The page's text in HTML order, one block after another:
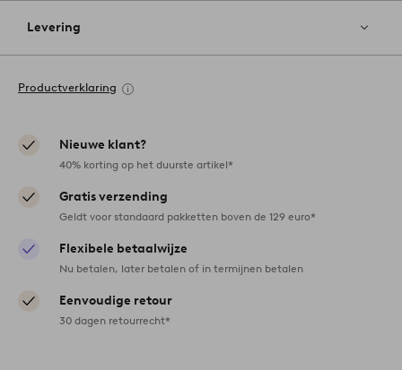
Levering
Productverklaring
Nieuwe klant?
40% korting op het duurste artikel*
Gratis verzending
Geldt voor standaard pakketten boven de 129 euro*
Flexibele betaalwijze
Nu betalen, later betalen of in termijnen betalen
Eenvoudige retour
30 dagen retourrecht*